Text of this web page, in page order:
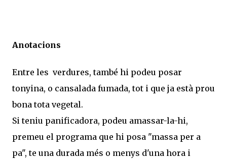
Anotacions
Entre les verdures, també hi podeu posar
tonyina, o cansalada fumada, tot i que ja està prou
bona tota vegetal.
Si teniu panificadora, podeu amassar-la-hi,
premeu el programa que hi posa "massa per a
pa", te una durada més o menys d'una hora i